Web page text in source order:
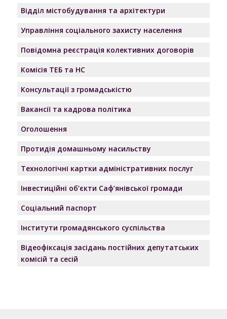
Відділ містобудування та архітектури
Управління соціального захисту населення
Повідомна реєстрація колективних договорів
Комісія ТЕБ та НС
Консультації з громадськістю
Вакансії та кадрова політика
Оголошення
Протидія домашньому насильству
Технологічні картки адміністративних послуг
Інвестиційні об’єкти Саф’янівської громади
Соціальний паспорт
Інститути громадянського суспільства
Відеофіксація засідань постійних депутатських
комісій та сесій